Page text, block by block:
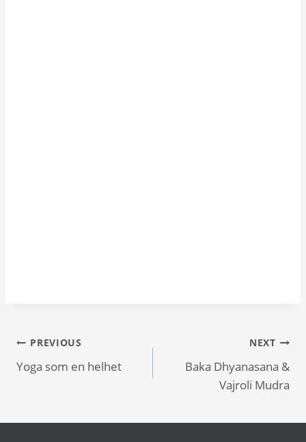
Inläggsnavigering
PREVIOUS
Yoga som en helhet
NEXT
Baka Dhyanasana &
Vajroli Mudra